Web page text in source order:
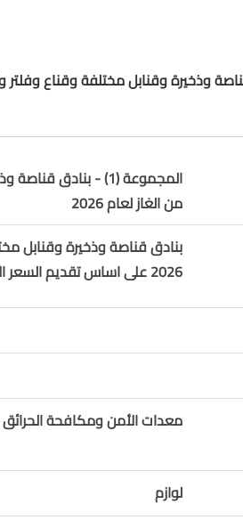
المجموعة (1) - بنادق
من الغاز لعام 2026
بنادق قناصة وذخيرة وقنابل
2026 على اساس تقديم السعر الادنى لكل بند على حدى
معدات الأمن ومكافحة
لوازم